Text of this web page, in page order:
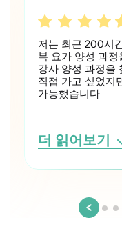
저는 최근 200시
복 요가 양성 과
강사 양성 과정을
직접 가고 싶었지
가능했습니다
더 읽어보기